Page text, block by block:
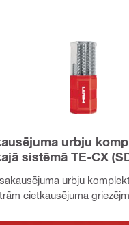
urbju
sistēmā TE-CX
urbju
cietkausējuma